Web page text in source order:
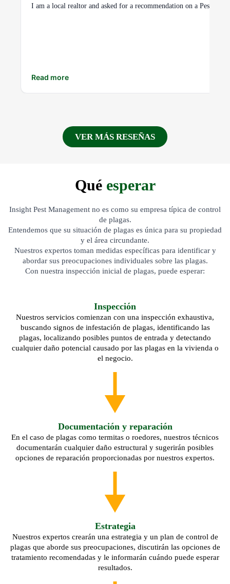
I am a local realtor and asked for a recommendation on a Pest
Read more
VER MÁS RESEÑAS
Qué esperar
Insight Pest Management no es como su empresa típica de control
de plagas.
Entendemos que su situación de plagas es única para su propiedad
y el área circundante.
Nuestros expertos toman medidas específicas para identificar y
abordar sus preocupaciones individuales sobre las plagas.
Con nuestra inspección inicial de plagas, puede esperar:
Inspección
Nuestros servicios comienzan con una inspección exhaustiva,
buscando signos de infestación de plagas, identificando las
plagas, localizando posibles puntos de entrada y detectando
cualquier daño potencial causado por las plagas en la vivienda o
el negocio.
Documentación y reparación
En el caso de plagas como termitas o roedores, nuestros técnicos
documentarán cualquier daño estructural y sugerirán posibles
opciones de reparación proporcionadas por nuestros expertos.
Estrategia
Nuestros expertos crearán una estrategia y un plan de control de
plagas que aborde sus preocupaciones, discutirán las opciones de
tratamiento recomendadas y le informarán cuándo puede esperar
resultados.